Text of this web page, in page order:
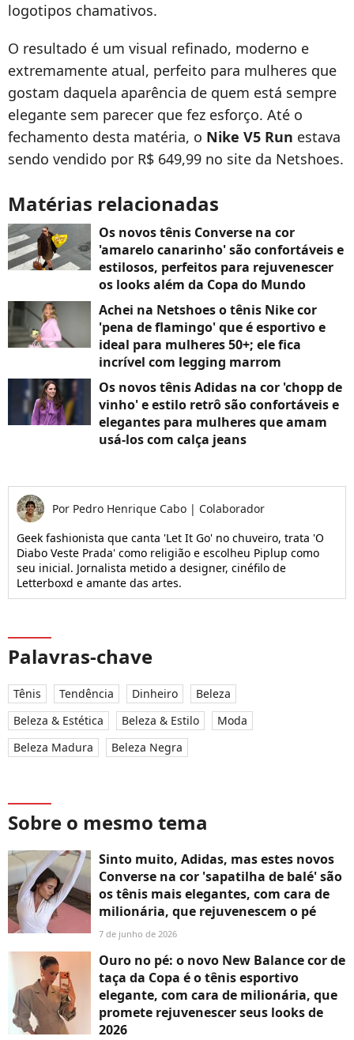
logotipos chamativos.
O resultado é um visual refinado, moderno e
extremamente atual, perfeito para mulheres que
gostam daquela aparência de quem está sempre
elegante sem parecer que fez esforço. Até o
fechamento desta matéria, o Nike V5 Run estava
sendo vendido por R$ 649,99 no site da Netshoes.
Matérias relacionadas
Os novos tênis Converse na cor
'amarelo canarinho' são confortáveis e
estilosos, perfeitos para rejuvenescer
os looks além da Copa do Mundo
Achei na Netshoes o tênis Nike cor
'pena de flamingo' que é esportivo e
ideal para mulheres 50+; ele fica
incrível com legging marrom
Os novos tênis Adidas na cor 'chopp de
vinho' e estilo retrô são confortáveis e
elegantes para mulheres que amam
usá-los com calça jeans
Por Pedro Henrique Cabo | Colaborador
Geek fashionista que canta 'Let It Go' no chuveiro, trata 'O
Diabo Veste Prada' como religião e escolheu Piplup como
seu inicial. Jornalista metido a designer, cinéfilo de
Letterboxd e amante das artes.
Palavras-chave
Tênis Tendência Dinheiro
Beleza
Beleza & Estética
Beleza & Estilo
Moda
Beleza Madura
Beleza Negra
Sobre o mesmo tema
Sinto muito, Adidas, mas estes novos
Converse na cor 'sapatilha de balé' são
os tênis mais elegantes, com cara de
milionária, que rejuvenescem o pé
7 de junho de 2026
Ouro no pé: o novo New Balance cor de
taça da Copa é o tênis esportivo
elegante, com cara de milionária, que
promete rejuvenescer seus looks de
2026